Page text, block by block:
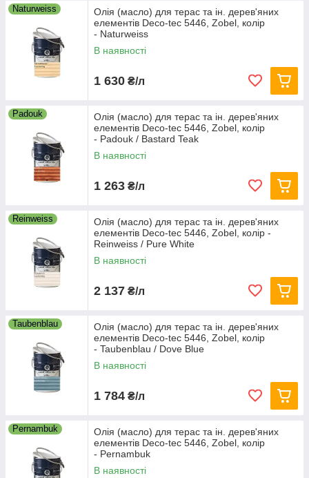
Naturweiss
Олія (масло) для терас та ін. дерев'яних
елементів Deco-tec 5446, Zobel, колір
- Naturweiss
В наявності
1 630 ₴/л
Padouk
Олія (масло) для терас та ін. дерев'яних
елементів Deco-tec 5446, Zobel, колір
- Padouk / Bastard Teak
В наявності
1 263 ₴/л
Reinweiss
Олія (масло) для терас та ін. дерев'яних
елементів Deco-tec 5446, Zobel, колір -
Reinweiss / Pure White
В наявності
2 137 ₴/л
Taubenblau
Олія (масло) для терас та ін. дерев'яних
елементів Deco-tec 5446, Zobel, колір
- Taubenblau / Dove Blue
В наявності
1 784 ₴/л
Pernambuk
Олія (масло) для терас та ін. дерев'яних
елементів Deco-tec 5446, Zobel, колір
- Pernambuk
В наявності